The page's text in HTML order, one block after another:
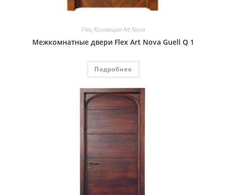
Flex, Коллекция Art Nova
Межкомнатные двери Flex Art Nova Guell Q 1
Подробнее